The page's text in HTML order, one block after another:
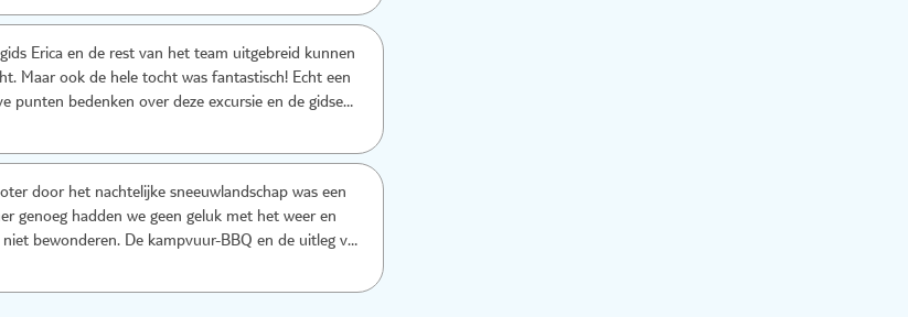
Erica en de rest van het team uitgebreid kunnen
Maar ook de hele tocht was fantastisch! Echt een
punten bedenken over deze excursie en de gidsen.
door het nachtelijke sneeuwlandschap was een
genoeg hadden we geen geluk met het weer en
bewonderen. De kampvuur-BBQ en de uitleg van
leuke tour was!